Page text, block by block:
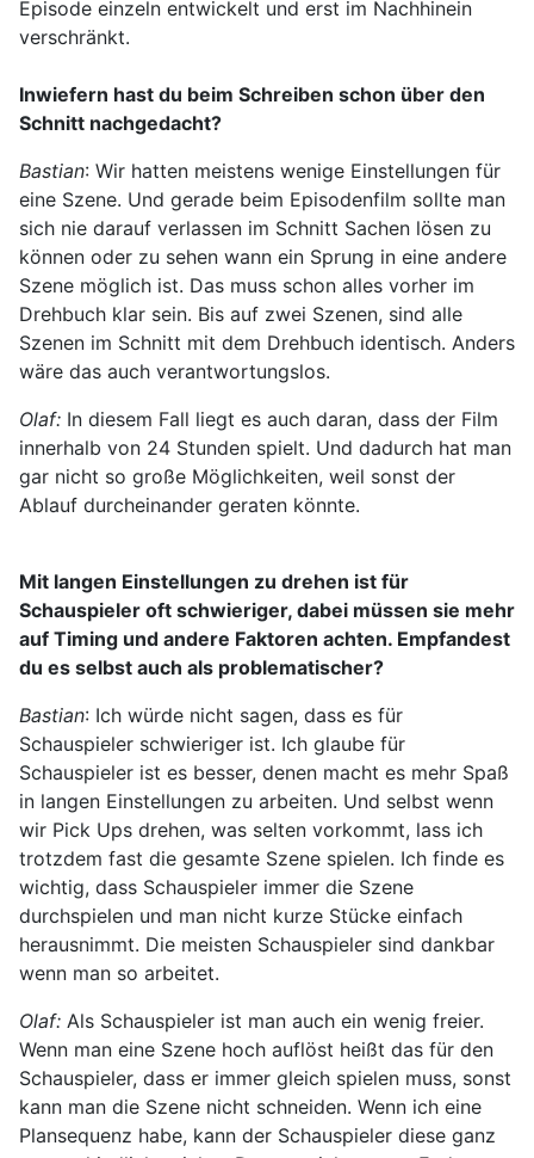
Episode einzeln entwickelt und erst im Nachhinein
verschränkt.
Inwiefern hast du beim Schreiben schon über den
Schnitt nachgedacht?
Bastian: Wir hatten meistens wenige Einstellungen für
eine Szene. Und gerade beim Episodenfilm sollte man
sich nie darauf verlassen im Schnitt Sachen lösen zu
können oder zu sehen wann ein Sprung in eine andere
Szene möglich ist. Das muss schon alles vorher im
Drehbuch klar sein. Bis auf zwei Szenen, sind alle
Szenen im Schnitt mit dem Drehbuch identisch. Anders
wäre das auch verantwortungslos.
Olaf: In diesem Fall liegt es auch daran, dass der Film
innerhalb von 24 Stunden spielt. Und dadurch hat man
gar nicht so große Möglichkeiten, weil sonst der
Ablauf durcheinander geraten könnte.
Mit langen Einstellungen zu drehen ist für
Schauspieler oft schwieriger, dabei müssen sie mehr
auf Timing und andere Faktoren achten. Empfandest
du es selbst auch als problematischer?
Bastian: Ich würde nicht sagen, dass es für
Schauspieler schwieriger ist. Ich glaube für
Schauspieler ist es besser, denen macht es mehr Spaß
in langen Einstellungen zu arbeiten. Und selbst wenn
wir Pick Ups drehen, was selten vorkommt, lass ich
trotzdem fast die gesamte Szene spielen. Ich finde es
wichtig, dass Schauspieler immer die Szene
durchspielen und man nicht kurze Stücke einfach
herausnimmt. Die meisten Schauspieler sind dankbar
wenn man so arbeitet.
Olaf: Als Schauspieler ist man auch ein wenig freier.
Wenn man eine Szene hoch auflöst heißt das für den
Schauspieler, dass er immer gleich spielen muss, sonst
kann man die Szene nicht schneiden. Wenn ich eine
Plansequenz habe, kann der Schauspieler diese ganz